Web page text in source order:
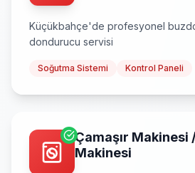
Küçükbahçe'de profesyonel
dondurucu servisi
Soğutma Sistemi Kontrol Paneli
Çamaşır Makinesi
Makinesi